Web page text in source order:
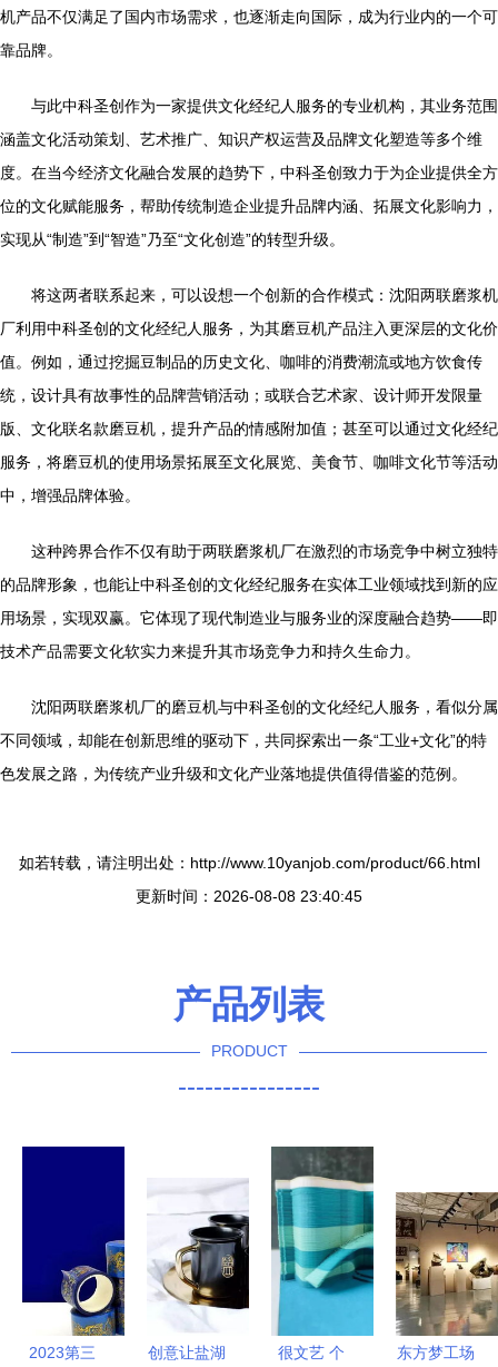
机产品不仅满足了国内市场需求，也逐渐走向国际，成为行业内的一个可
靠品牌。
与此中科圣创作为一家提供文化经纪人服务的专业机构，其业务范围
涵盖文化活动策划、艺术推广、知识产权运营及品牌文化塑造等多个维
度。在当今经济文化融合发展的趋势下，中科圣创致力于为企业提供全方
位的文化赋能服务，帮助传统制造企业提升品牌内涵、拓展文化影响力，
实现从“制造”到“智造”乃至“文化创造”的转型升级。
将这两者联系起来，可以设想一个创新的合作模式：沈阳两联磨浆机
厂利用中科圣创的文化经纪人服务，为其磨豆机产品注入更深层的文化价
值。例如，通过挖掘豆制品的历史文化、咖啡的消费潮流或地方饮食传
统，设计具有故事性的品牌营销活动；或联合艺术家、设计师开发限量
版、文化联名款磨豆机，提升产品的情感附加值；甚至可以通过文化经纪
服务，将磨豆机的使用场景拓展至文化展览、美食节、咖啡文化节等活动
中，增强品牌体验。
这种跨界合作不仅有助于两联磨浆机厂在激烈的市场竞争中树立独特
的品牌形象，也能让中科圣创的文化经纪服务在实体工业领域找到新的应
用场景，实现双赢。它体现了现代制造业与服务业的深度融合趋势——即
技术产品需要文化软实力来提升其市场竞争力和持久生命力。
沈阳两联磨浆机厂的磨豆机与中科圣创的文化经纪人服务，看似分属
不同领域，却能在创新思维的驱动下，共同探索出一条“工业+文化”的特
色发展之路，为传统产业升级和文化产业落地提供值得借鉴的范例。
如若转载，请注明出处：http://www.10yanjob.com/product/66.html
更新时间：2026-08-08 23:40:45
产品列表
PRODUCT
----------------
2023第三
创意让盐湖
很文艺 个
东方梦工场